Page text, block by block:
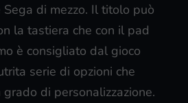
Sega di mezzo. Il titolo può
la tastiera che con il pad
è consigliato dal gioco
serie di opzioni che
di personalizzazione.